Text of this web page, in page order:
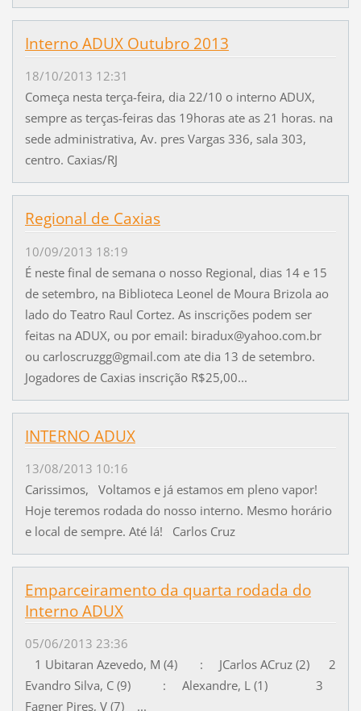
Interno ADUX Outubro 2013
18/10/2013 12:31
Começa nesta terça-feira, dia 22/10 o interno ADUX,
sempre as terças-feiras das 19horas ate as 21 horas. na
sede administrativa, Av. pres Vargas 336, sala 303,
centro. Caxias/RJ
Regional de Caxias
10/09/2013 18:19
É neste final de semana o nosso Regional, dias 14 e 15
de setembro, na Biblioteca Leonel de Moura Brizola ao
lado do Teatro Raul Cortez. As inscrições podem ser
feitas na ADUX, ou por email: biradux@yahoo.com.br
ou carloscruzgg@gmail.com ate dia 13 de setembro.
Jogadores de Caxias inscrição R$25,00...
INTERNO ADUX
13/08/2013 10:16
Carissimos, Voltamos e já estamos em pleno vapor!
Hoje teremos rodada do nosso interno. Mesmo horário
e local de sempre. Até lá! Carlos Cruz
Emparceiramento da quarta rodada do
Interno ADUX
05/06/2013 23:36
1 Ubitaran Azevedo, M (4) : JCarlos ACruz (2) 2
Evandro Silva, C (9) : Alexandre, L (1) 3
Fagner Pires, V (7) ...